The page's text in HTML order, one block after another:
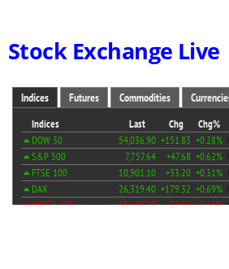
Stock Exchange Live